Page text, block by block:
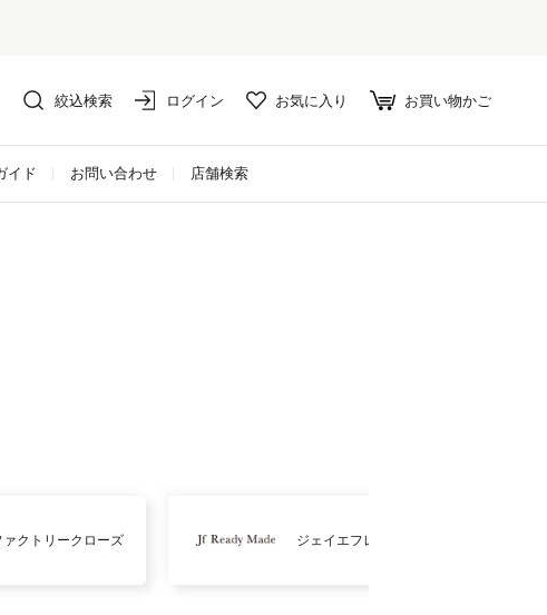
絞込検索 ログイン お気に入り お買い物かご
イド お問い合わせ 店舗検索
ァクトリークローズ ジェイエフレディメイド